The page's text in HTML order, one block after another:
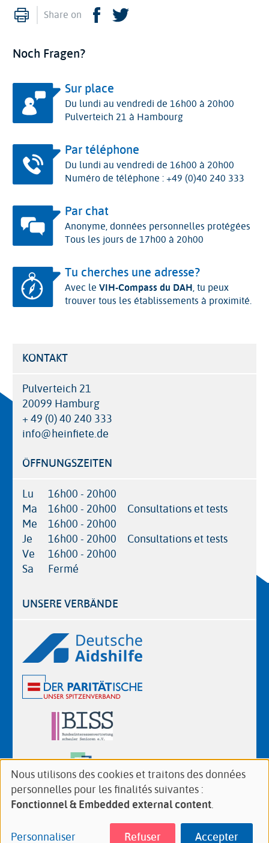
Imprimer
Share on Facebook
Noch Fragen?
Sur place
Du lundi au vendredi de 16h00 à 20h00
Pulverteich 21 à Hambourg
Par téléphone
Du lundi au vendredi de 16h00 à 20h00
Numéro de téléphone : +49 (0)40 240 333
Par chat
Anonyme, données personnelles protégées
Tous les jours de 17h00 à 20h00
Tu cherches une adresse?
Avec le VIH-Compass du DAH, tu peux
trouver tous les établissements à proximité.
KONTAKT
Pulverteich 21
20099 Hamburg
+ 49 (0) 40 240 333
info@heinfiete.de
ÖFFNUNGSZEITEN
Lu
16h00 - 20h00
Ma
16h00 - 20h00
Consultations et tests
Me
16h00 - 20h00
Je
16h00 - 20h00
Consultations et tests
Ve
16h00 - 20h00
Sa
Fermé
UNSERE VERBÄNDE
Logos
Follow
on:
Facebook
TwitterYouTubeInstagram
Use
of
personal
Nous utilisons des cookies et traitons des données
personnelles pour les finalités suivantes :
Fonctionnel & Embedded external content.
Personnaliser Refuser Accepter